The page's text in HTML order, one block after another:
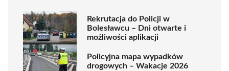
Rekrutacja do Policji w
Bolesławcu – Dni otwarte i
możliwości aplikacji
Policyjna mapa wypadków
drogowych – Wakacje 2026